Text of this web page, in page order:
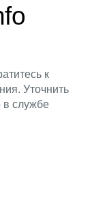
к
Уточнить
в службе